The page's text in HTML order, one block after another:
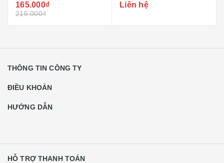
165.000₫
215.000₫
Liên hệ
THÔNG TIN CÔNG TY
ĐIỀU KHOẢN
HƯỚNG DẪN
HỖ TRỢ THANH TOÁN